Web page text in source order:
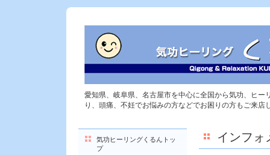
愛知県、岐阜県、名古屋市を中心に全国から気功、ヒー
り、頭痛、不妊でお悩みの方などでお困りの方もご来店
インフォ
気功ヒーリングくるんトッ
プ